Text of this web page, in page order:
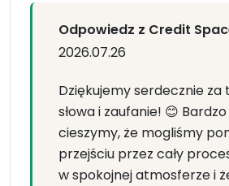
Odpowiedz z Credit
2026.07.26
Dziękujemy serdecznie za
słowa i zaufanie! 😊
cieszymy, że mogliśmy
przejściu przez cały
w spokojnej atmosferze i